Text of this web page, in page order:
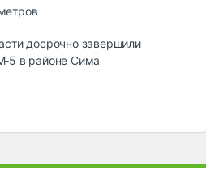
досрочно завершили
в районе Сима